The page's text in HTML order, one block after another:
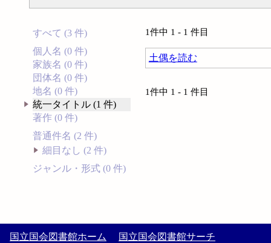
すべて (3 件)
個人名 (0 件)
家族名 (0 件)
団体名 (0 件)
地名 (0 件)
統一タイトル (1 件)
著作 (0 件)
普通件名 (2 件)
細目なし (2 件)
ジャンル・形式 (0 件)
1件中 1 - 1 件目
土偶を読む
1件中 1 - 1 件目
国立国会図書館ホーム 国立国会図書館サーチ